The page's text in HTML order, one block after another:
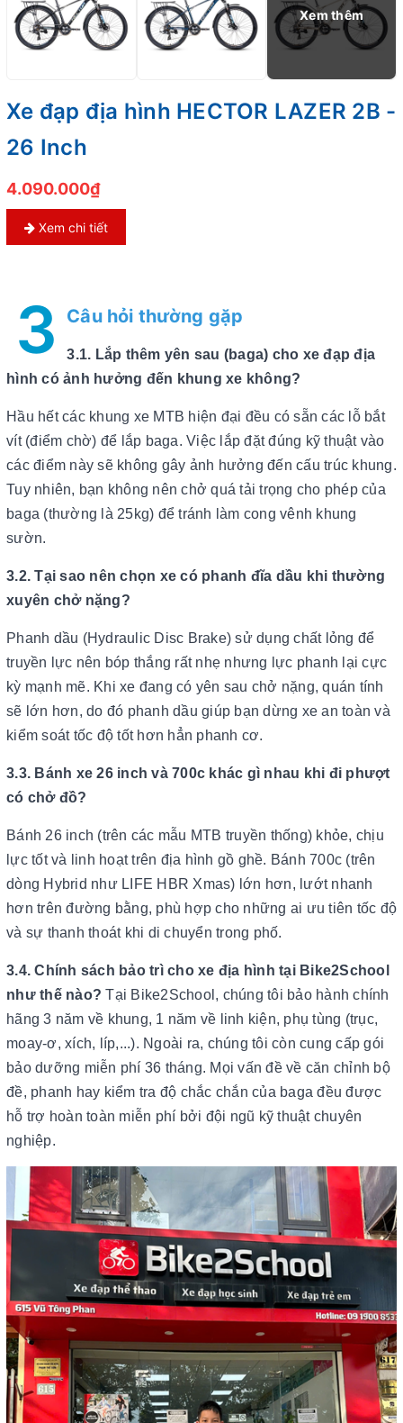
Xe đạp địa hình HECTOR LAZER 2B -
26 Inch
4.090.000₫
Xem chi tiết
3 Câu hỏi thường gặp
3.1. Lắp thêm yên sau (baga) cho xe đạp địa
hình có ảnh hưởng đến khung xe không?
Hầu hết các khung xe MTB hiện đại đều có sẵn các lỗ bắt
vít (điểm chờ) để lắp baga. Việc lắp đặt đúng kỹ thuật vào
các điểm này sẽ không gây ảnh hưởng đến cấu trúc khung.
Tuy nhiên, bạn không nên chở quá tải trọng cho phép của
baga (thường là 25kg) để tránh làm cong vênh khung
sườn.
3.2. Tại sao nên chọn xe có phanh đĩa dầu khi thường
xuyên chở nặng?
Phanh dầu (Hydraulic Disc Brake) sử dụng chất lỏng để
truyền lực nên bóp thắng rất nhẹ nhưng lực phanh lại cực
kỳ mạnh mẽ. Khi xe đang có yên sau chở nặng, quán tính
sẽ lớn hơn, do đó phanh dầu giúp bạn dừng xe an toàn và
kiểm soát tốc độ tốt hơn hẳn phanh cơ.
3.3. Bánh xe 26 inch và 700c khác gì nhau khi đi phượt
có chở đồ?
Bánh 26 inch (trên các mẫu MTB truyền thống) khỏe, chịu
lực tốt và linh hoạt trên địa hình gồ ghề. Bánh 700c (trên
dòng Hybrid như LIFE HBR Xmas) lớn hơn, lướt nhanh
hơn trên đường bằng, phù hợp cho những ai ưu tiên tốc độ
và sự thanh thoát khi di chuyển trong phố.
3.4. Chính sách bảo trì cho xe địa hình tại Bike2School
như thế nào? Tại Bike2School, chúng tôi bảo hành chính
hãng 3 năm về khung, 1 năm về linh kiện, phụ tùng (trục,
moay-ơ, xích, líp,...). Ngoài ra, chúng tôi còn cung cấp gói
bảo dưỡng miễn phí 36 tháng. Mọi vấn đề về căn chỉnh bộ
đề, phanh hay kiểm tra độ chắc chắn của baga đều được
hỗ trợ hoàn toàn miễn phí bởi đội ngũ kỹ thuật chuyên
nghiệp.